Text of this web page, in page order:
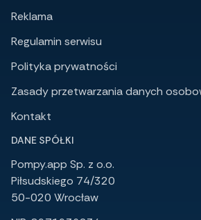
Reklama
Regulamin serwisu
Polityka prywatności
Zasady przetwarzania danych
Kontakt
DANE SPÓŁKI
Pompy.app Sp. z o.o.
Piłsudskiego 74/320
50-020 Wrocław